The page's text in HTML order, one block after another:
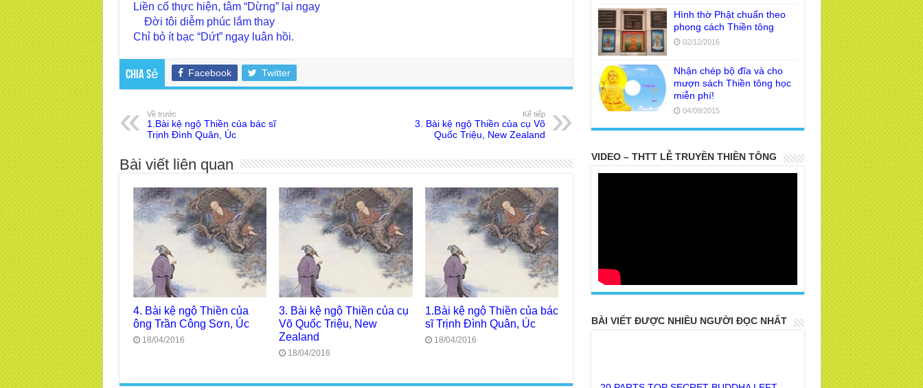
Liền cố thực hiện, tâm “Dừng” lại ngay
Đời tôi diễm phúc lắm thay
Chỉ bỏ ít bạc “Dứt” ngay luân hồi.
Chia sẻ Facebook Twitter
Về trước
1.Bài kệ ngộ Thiền của bác sĩ
Trịnh Đình Quân, Úc
Kế tiếp
3. Bài kệ ngộ Thiền của cụ Võ
Quốc Triệu, New Zealand
Bài viết liên quan
4. Bài kệ ngộ Thiền của
ông Trần Công Sơn, Úc
18/04/2016
3. Bài kệ ngộ Thiền của cụ
Võ Quốc Triệu, New
Zealand
18/04/2016
1.Bài kệ ngộ Thiền của bác
sĩ Trịnh Đình Quân, Úc
18/04/2016
Hình thờ Phật chuẩn theo
phong cách Thiền tông
02/12/2016
Nhận chép bộ đĩa và cho
mượn sách Thiền tông học
miễn phí!
04/09/2015
VIDEO – THTT LỄ TRUYỀN THIỀN TÔNG
BÀI VIẾT ĐƯỢC NHIỀU NGƯỜI ĐỌC NHẤT
FOR POSTERITY